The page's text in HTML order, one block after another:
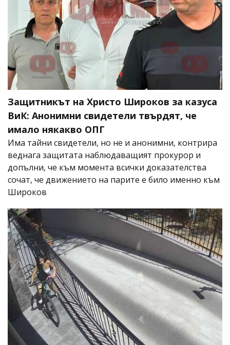
Защитникът на Христо Широков за казуса
ВиК: Анонимни свидетели твърдят, че
имало някакво ОПГ
Има тайни свидетели, но не и анонимни, контрира
веднага защитата наблюдаващият прокурор и
допълни, че към момента всички доказателства
сочат, че движението на парите е било именно към
Широков